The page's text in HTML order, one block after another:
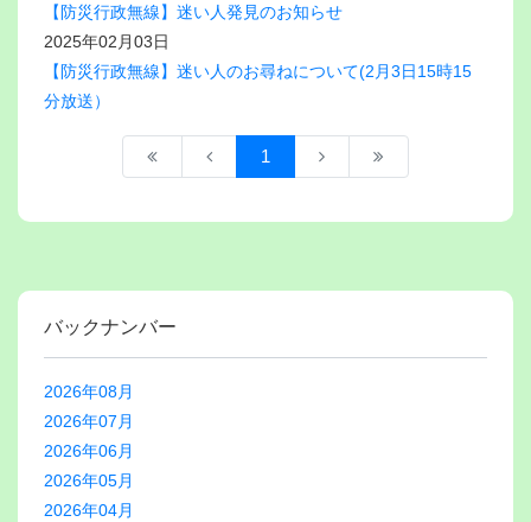
【防災行政無線】迷い人発見のお知らせ
2025年02月03日
【防災行政無線】迷い人のお尋ねについて(2月3日15時15
分放送）
1
バックナンバー
2026年08月
2026年07月
2026年06月
2026年05月
2026年04月